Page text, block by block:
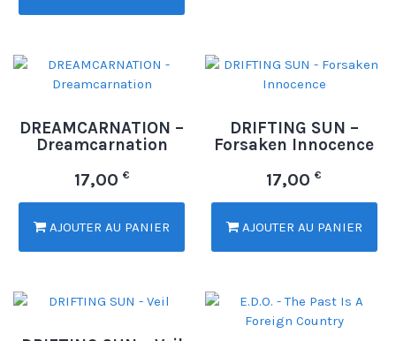
DREAMCARNATION –
Dreamcarnation
17,00 €
AJOUTER AU PANIER
DRIFTING SUN –
Forsaken Innocence
17,00€
AJOUTER AU PANIER